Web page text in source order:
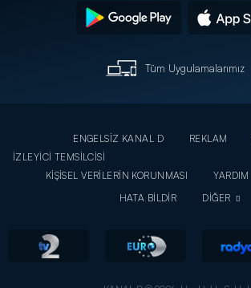
Tüm Uygulamalarımız
ENGELSİZ KANAL D REKLAM
İZLEYİCİ TEMSİLCİSİ
KİŞİSEL VERİLERİN KORUNMASI
YARDIM
HATA BİLDİR
DİĞER